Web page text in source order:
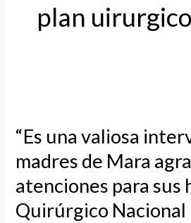
plan
“Es una valiosa
madres de Mara
atenciones para sus
Quirúrgico Nacional
valiosa
intervención”:
de
Mara